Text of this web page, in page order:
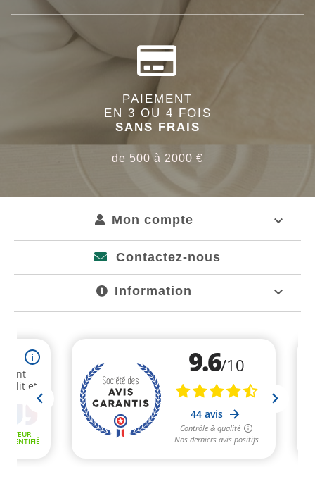
PAIEMENT
EN 3 OU 4 FOIS
SANS FRAIS
de 500 à 2000 €
Mon compte 
Contactez-nous
Information 